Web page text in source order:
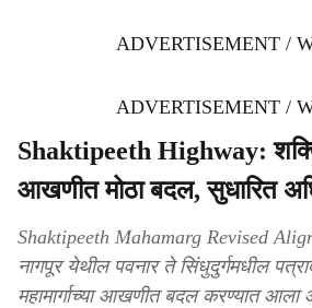
ADVERTISEMENT /
ADVERTISEMENT /
Shaktipeeth Highway:
आखणीत मोठा बदल, सुधारित
Shaktipeeth Mahamarg Revised
नागपूर येथील पवनार ते सिंधुदुर्गमधील
महामार्गाच्या आखणीत बदल करण्यात आला